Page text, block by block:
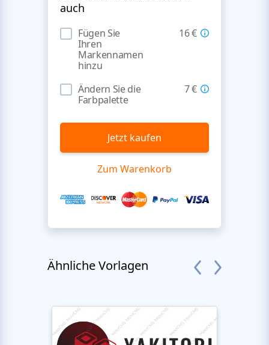
auch
Fügen Sie
Ihren
Markennamen
hinzu
16 €
Ändern Sie die
Farbpalette
7 €
Jetzt kaufen
Zum Warenkorb
Ähnliche Vorlagen